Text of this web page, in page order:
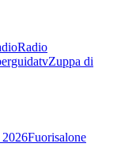
Radio
Zuppa di
2026Fuorisalone